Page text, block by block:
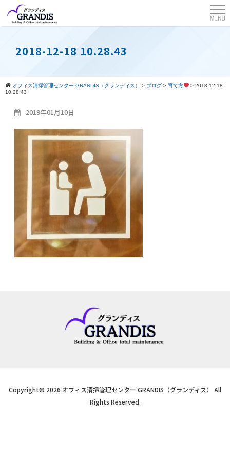
2018-12-18 10.28.43
オフィス清掃管理センター GRANDIS（グランディス） > ブログ > 育て方 >2018-12-18
10.28.43
2019年01月10日
Copyright© 2026 オフィス清掃管理センター GRANDIS（グランディス） All
Rights Reserved.